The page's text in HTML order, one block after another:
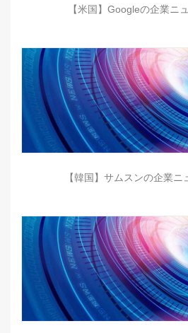
【米国】Googleの企業ニ
【韓国】サムスンの企業ニ